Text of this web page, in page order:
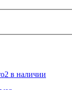
в наличии